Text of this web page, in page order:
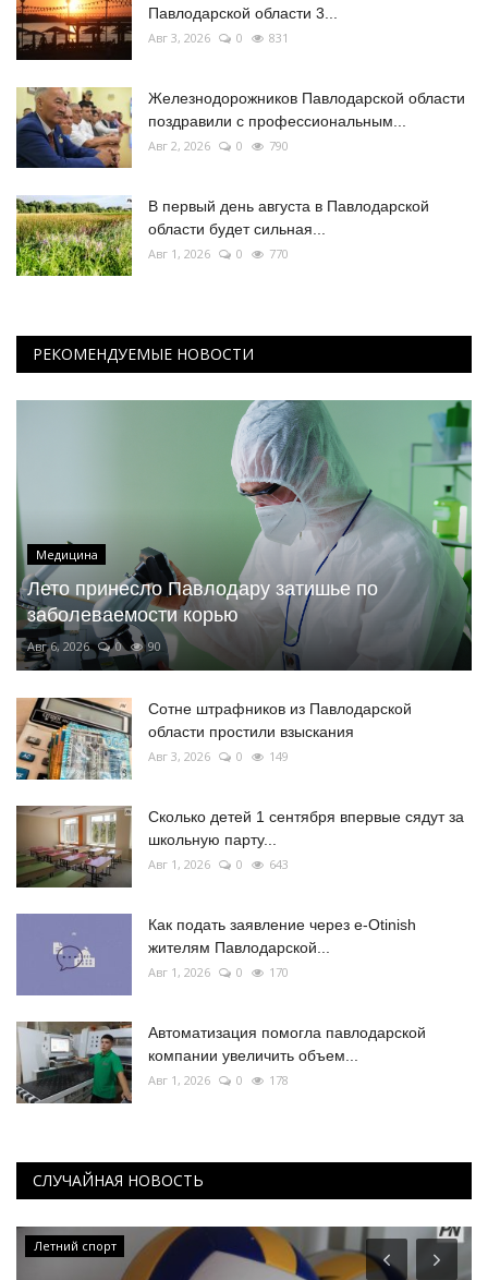
Павлодарской области 3...
Авг 3, 2026 0 831
Железнодорожников Павлодарской области
поздравили с профессиональным...
Авг 2, 2026 0 790
В первый день августа в Павлодарской
области будет сильная...
Авг 1, 2026 0 770
РЕКОМЕНДУЕМЫЕ НОВОСТИ
Медицина
Лето принесло Павлодару затишье по
заболеваемости корью
Авг 6, 2026 0 90
Сотне штрафников из Павлодарской
области простили взыскания
Авг 3, 2026 0 149
Сколько детей 1 сентября впервые сядут за
школьную парту...
Авг 1, 2026 0 643
Как подать заявление через e-Otinish
жителям Павлодарской...
Авг 1, 2026 0 170
Автоматизация помогла павлодарской
компании увеличить объем...
Авг 1, 2026 0 178
СЛУЧАЙНАЯ НОВОСТЬ
Руками не трогать